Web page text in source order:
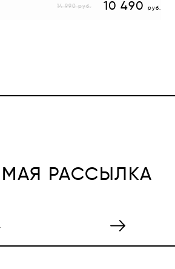
14 990руб. 10 490 руб.
РАССЫЛКА